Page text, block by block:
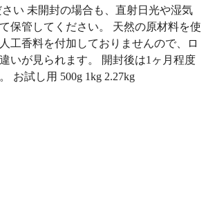
い 未開封の場合も、直射日光や湿気
保管してください。 天然の原材料を使
工香料を付加しておりませんので、ロ
いが見られます。 開封後は1ヶ月程度
お試し用 500g 1kg 2.27kg